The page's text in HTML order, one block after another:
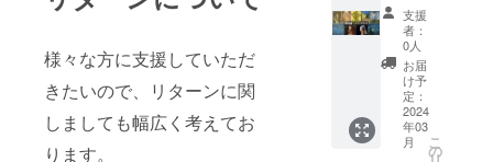
様々な方に支援していただ
きたいので、リターンに関
しましても幅広く考えてお
ります。
送らせ
ていた
だきま
す ①西
洋画・
リトグ
ラフ ②
浮世
絵・新
き、 ご
希望の
作品を
画像の
リスト
から選
択いた
だき、
備考欄
セット
&A4〜
A2高品
質ポス
ター】
商品名
・ポス
トカー
ド5種類
支援
者：
0人
お届
け予
定：
2024
年03
月
こ
の